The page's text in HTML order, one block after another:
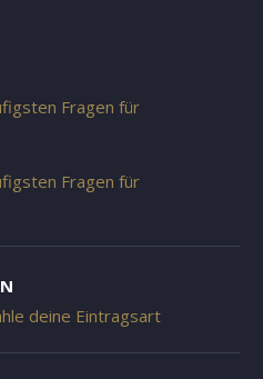
Fragen für
Fragen für
deine Eintragsart